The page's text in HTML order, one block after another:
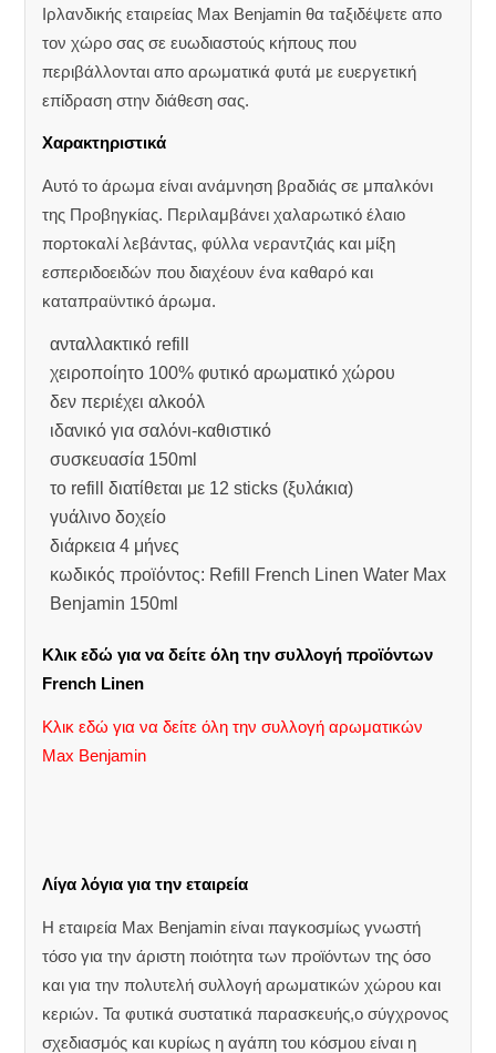
Ιρλανδικής εταιρείας Max Benjamin θα ταξιδέψετε απο
τον χώρο σας σε ευωδιαστούς κήπους που
περιβάλλονται απο αρωματικά φυτά με ευεργετική
επίδραση στην διάθεση σας.
Χαρακτηριστικά
Αυτό το άρωμα είναι ανάμνηση βραδιάς σε μπαλκόνι
της Προβηγκίας. Περιλαμβάνει χαλαρωτικό έλαιο
πορτοκαλί λεβάντας, φύλλα νεραντζιάς και μίξη
εσπεριδοειδών που διαχέουν ένα καθαρό και
καταπραϋντικό άρωμα.
ανταλλακτικό refill
χειροποίητο 100% φυτικό αρωματικό χώρου
δεν περιέχει αλκοόλ
ιδανικό για σαλόνι-καθιστικό
συσκευασία 150ml
το refill διατίθεται με 12 sticks (ξυλάκια)
γυάλινο δοχείο
διάρκεια 4 μήνες
κωδικός προϊόντος: Refill French Linen Water Max
Benjamin 150ml
Κλικ εδώ για να δείτε όλη την συλλογή προϊόντων
French Linen
Κλικ εδώ για να δείτε όλη την συλλογή αρωματικών
Max Benjamin
Λίγα λόγια για την εταιρεία
Η εταιρεία Max Benjamin είναι παγκοσμίως γνωστή
τόσο για την άριστη ποιότητα των προϊόντων της όσο
και για την πολυτελή συλλογή αρωματικών χώρου και
κεριών. Τα φυτικά συστατικά παρασκευής,ο σύγχρονος
σχεδιασμός και κυρίως η αγάπη του κόσμου είναι η